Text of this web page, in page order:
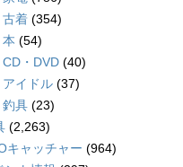
古着 (354)
本 (54)
CD・DVD (40)
アイドル (37)
釣具 (23)
(2,263)
キャッチャー (964)